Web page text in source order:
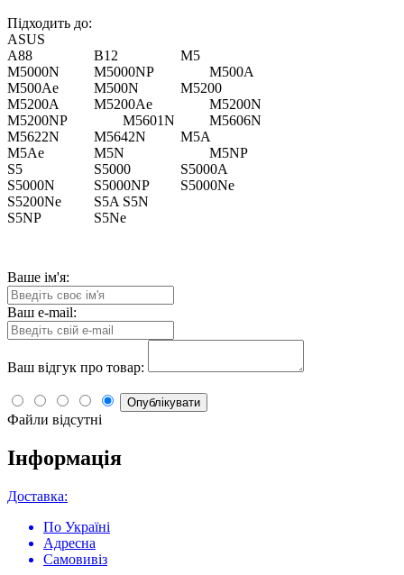
Підходить до:
ASUS
A88
B12
M5
M5000N
M5000NP
M500A
M500Ae
M500N
M5200
M5200A
M5200Ae
M5200N
M5200NP
M5601N
M5606N
M5622N
M5642N
M5A
M5Ae
M5N
M5NP
S5
S5000
S5000A
S5000N
S5000NP
S5000Ne
S5200Ne
S5A S5N
S5NP
S5Ne
Ваше ім'я:
Ваш e-mail:
Ваш відгук про товар:
Опублікувати
Файли відсутні
Інформація
Доставка:
По Україні
Адресна
Самовивіз